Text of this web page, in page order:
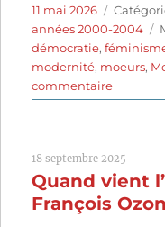
Publié
le
11 mai 2026
années 2000-2004
démocratie,
modernité, moeurs,
commentairesur
Une
(2003)
de
Im
18 septembre 2025
Quand vient
François Ozon